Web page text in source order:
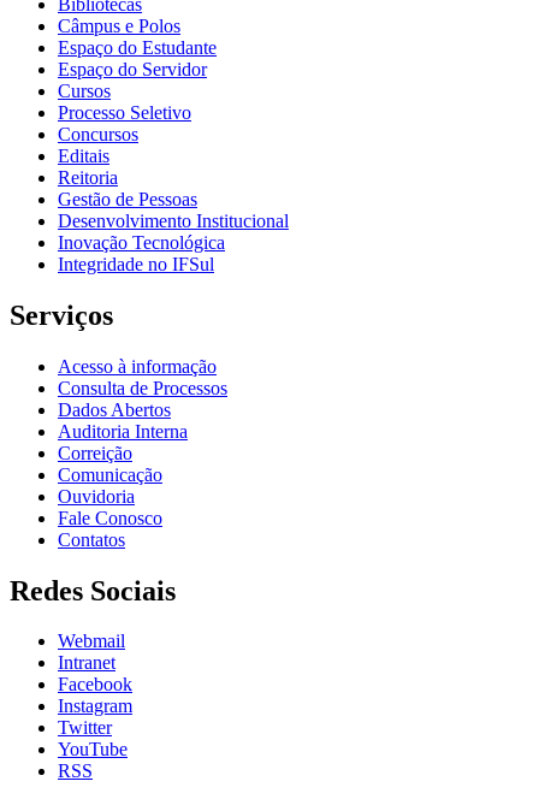
Câmpus e Polos
Espaço do Estudante
Espaço do Servidor
Cursos
Processo Seletivo
Concursos
Editais
Reitoria
Gestão de Pessoas
Desenvolvimento Institucional
Inovação Tecnológica
Integridade no IFSul
Serviços
Acesso à informação
Consulta de Processos
Dados Abertos
Auditoria Interna
Correição
Comunicação
Ouvidoria
Fale Conosco
Contatos
Redes Sociais
Webmail
Intranet
Facebook
Instagram
Twitter
YouTube
RSS